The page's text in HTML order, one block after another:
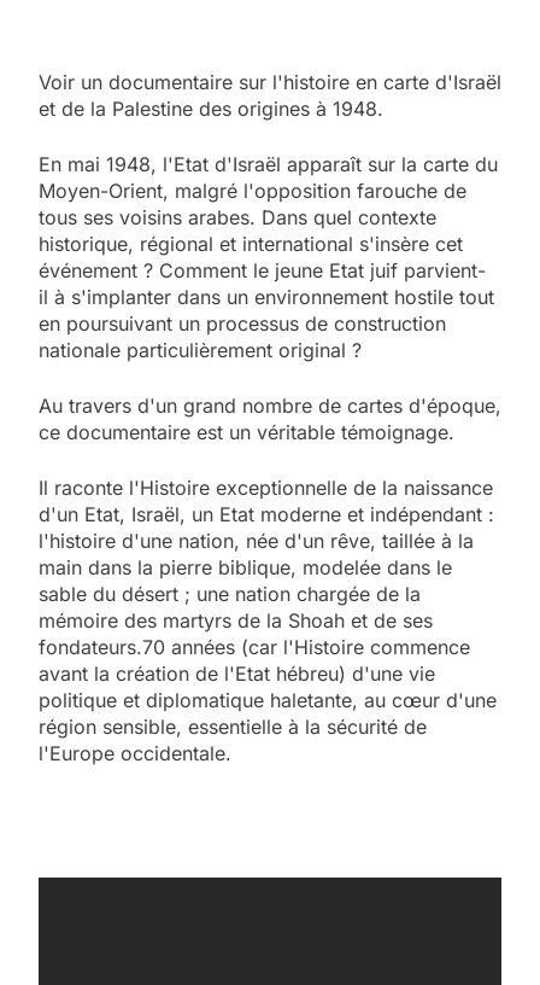
Voir un documentaire sur l'histoire en carte d'Israël
et de la Palestine des origines à 1948.
En mai 1948, l'Etat d'Israël apparaît sur la carte du
Moyen-Orient, malgré l'opposition farouche de
tous ses voisins arabes. Dans quel contexte
historique, régional et international s'insère cet
événement ? Comment le jeune Etat juif parvient-
il à s'implanter dans un environnement hostile tout
en poursuivant un processus de construction
nationale particulièrement original ?
Au travers d'un grand nombre de cartes d'époque,
ce documentaire est un véritable témoignage.
Il raconte l'Histoire exceptionnelle de la naissance
d'un Etat, Israël, un Etat moderne et indépendant :
l'histoire d'une nation, née d'un rêve, taillée à la
main dans la pierre biblique, modelée dans le
sable du désert ; une nation chargée de la
mémoire des martyrs de la Shoah et de ses
fondateurs.70 années (car l'Histoire commence
avant la création de l'Etat hébreu) d'une vie
politique et diplomatique haletante, au cœur d'une
région sensible, essentielle à la sécurité de
l'Europe occidentale.